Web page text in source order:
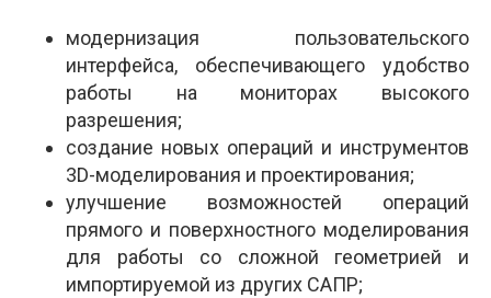
модернизация пользовательского
интерфейса, обеспечивающего удобство
работы на мониторах высокого
разрешения;
создание новых операций и инструментов
3D-моделирования и проектирования;
улучшение возможностей операций
прямого и поверхностного моделирования
для работы со сложной геометрией и
импортируемой из других САПР;